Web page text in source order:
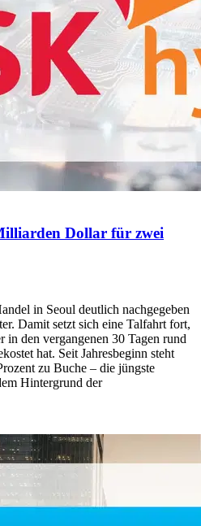
Dollar für zwei
in Seoul deutlich nachgegeben
Damit setzt sich eine Talfahrt fort,
in den vergangenen 30 Tagen rund
hat. Seit Jahresbeginn steht
zu Buche – die jüngste
Hintergrund der